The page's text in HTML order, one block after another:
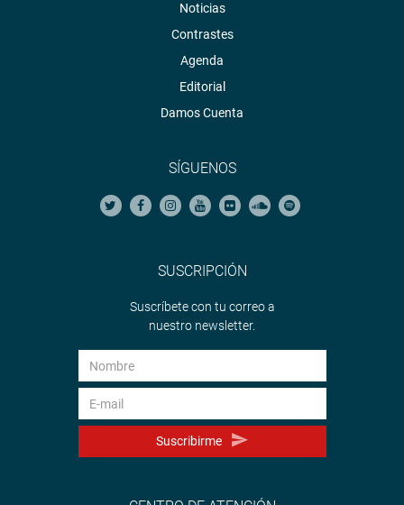
Noticias
Contrastes
Agenda
Editorial
Damos Cuenta
SÍGUENOS
SUSCRIPCIÓN
Suscríbete con tu correo a
nuestro newsletter.
Suscribirme